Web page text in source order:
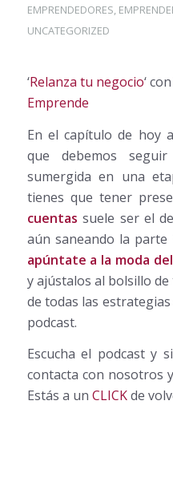
EMPRENDEDORES,
UNCATEGORIZED
‘Relanza tu negocio‘ con
Emprende
En el capítulo de hoy
que debemos
sumergida en una
tienes que tener
cuentas suele ser el
aún saneando la
apúntate a la moda
y ajústalos al bolsillo
de todas las
podcast.
Escucha el podcast y
contacta con nosotros
Estás a un CLICKde